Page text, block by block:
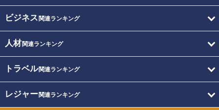
ビジネス 関連ランキング
人材関連ランキング
トラベル関連ランキング
レジャー関連ランキング